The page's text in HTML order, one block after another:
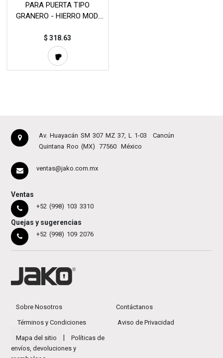
PARA PUERTA TIPO
GRANERO - HIERRO MOD.
$318.63
Av. Huayacán SM 307 MZ 37, L 1-03
Cancún
Quintana Roo (MX)
77560 México
ventas@jako.com.mx
Ventas
+52 (998) 103 3310
Quejas y sugerencias
+52 (998) 109 2076
Sobre Nosotros Contáctanos
Términos y Condiciones Aviso de Privacidad
Mapa del sitio
Políticas de
envíos, devoluciones y